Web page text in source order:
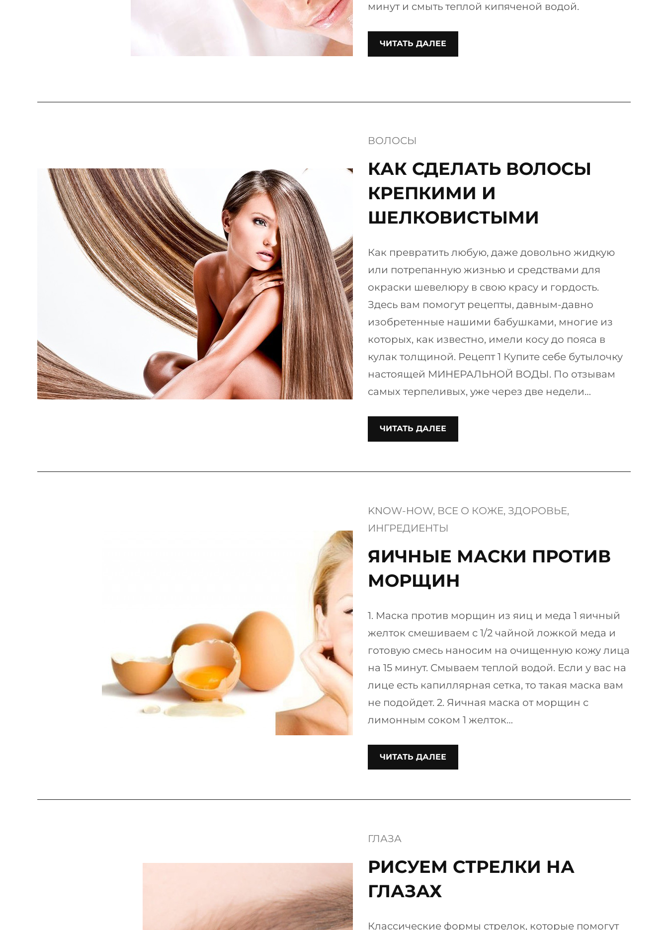
минут и смыть теплой кипяченой водой.
ЧИТАТЬ ДАЛЕЕ
ВОЛОСЫ
КАК СДЕЛАТЬ ВОЛОСЫ
КРЕПКИМИ И
ШЕЛКОВИСТЫМИ
Как превратить любую, даже довольно жидкую
или потрепанную жизнью и средствами для
окраски шевелюру в свою красу и гордость.
Здесь вам помогут рецепты, давным-давно
изобретенные нашими бабушками, многие из
которых, как известно, имели косу до пояса в
кулак толщиной. Рецепт 1 Купите себе бутылочку
настоящей МИНЕРАЛЬНОЙ ВОДЫ. По отзывам
самых терпеливых, уже через две недели…
ЧИТАТЬ ДАЛЕЕ
KNOW-HOW, ВСЕ О КОЖЕ, ЗДОРОВЬЕ
ИНГРЕДИЕНТЫ
​ЯИЧНЫЕ МАСКИ ПРОТИВ
МОРЩИН
1. Маска против морщин из яиц и меда 1 яичный
желток смешиваем с 1/2 чайной ложкой меда и
готовую смесь наносим на очищенную кожу лица
на 15 минут. Смываем теплой водой. Если у вас на
лице есть капиллярная сетка, то такая маска вам
не подойдет. 2. Яичная маска от морщин с
лимонным соком 1 желток…
ЧИТАТЬ ДАЛЕЕ
ГЛАЗА
РИСУЕМ СТРЕЛКИ НА
ГЛАЗАХ
Классические формы стрелок, которые помогут